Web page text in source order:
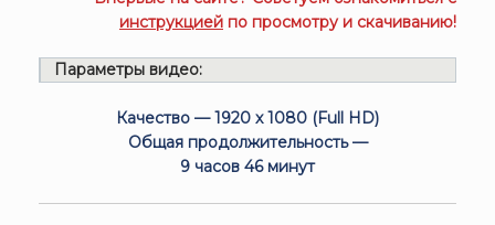
инструкцией по просмотру и скачиванию!
Параметры видео:
Качество — 1920 x 1080 (Full HD)
Общая продолжительность —
9 часов 46 минут